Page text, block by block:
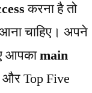
करना है तो
चाहिए। अपने
आपकाmain
और Top Five